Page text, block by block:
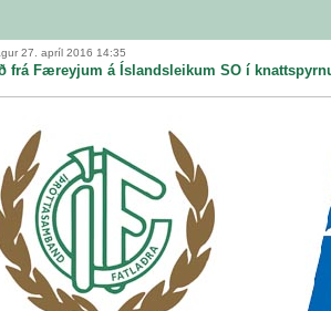
27. apríl 2016 14:35
frá Færeyjum á Íslandsleikum SO í